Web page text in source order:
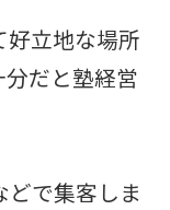
好立地な場所
だと塾経営
どで集客しま